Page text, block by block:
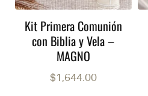
Kit Primera Comunión
con Biblia y Vela –
MAGNO
$1,644.00